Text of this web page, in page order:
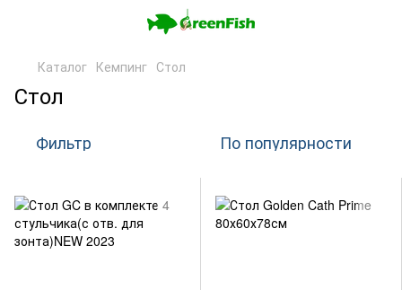
Каталог Кемпинг Стол
Стол
Фильтр По популярности